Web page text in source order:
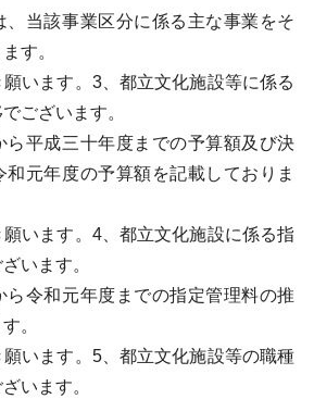
当該事業区分に係る主な事業をそ
す。
います。3、都立文化施設等に係る
ございます。
平成三十年度までの予算額及び決
元年度の予算額を記載しておりま
います。4、都立文化施設に係る指
います。
令和元年度までの指定管理料の推
。
います。5、都立文化施設等の職種
います。